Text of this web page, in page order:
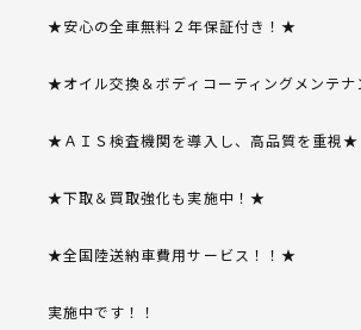
★安心の全車無料２年保証付き！★
★オイル交換＆ボディコーティングメンテ
★ＡＩＳ検査機関を導入し、高品質を重視★
★下取＆買取強化も実施中！★
★全国陸送納車費用サービス！！★
実施中です！！